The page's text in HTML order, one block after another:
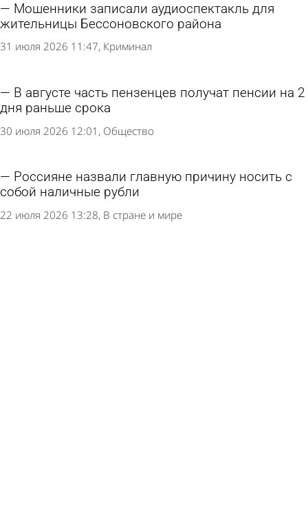
Мошенники записали аудиоспектакль для
жительницы Бессоновского района
31 июля 2026 11:47 Криминал
В августе часть пензенцев получат пенсии на 2
дня раньше срока
30 июля 2026 12:01 Общество
Россияне назвали главную причину носить с
собой наличные рубли
22 июля 2026 13:28 В стране и мире